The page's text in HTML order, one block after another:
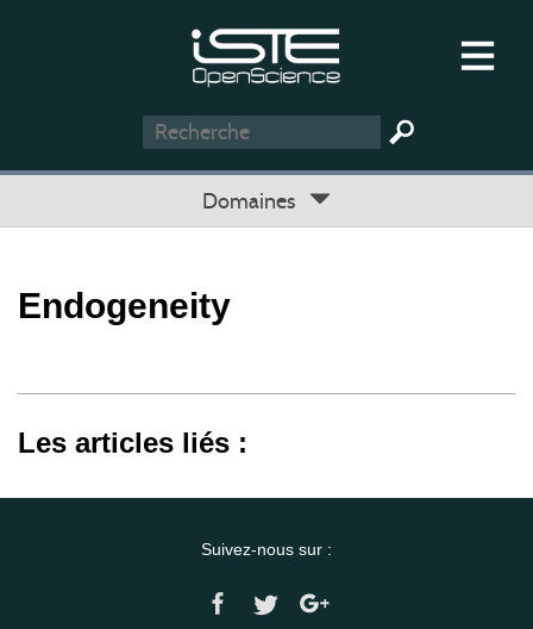
Domaines
Endogeneity
Les articles liés :
Suivez-nous sur :